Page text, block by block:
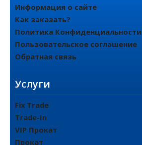
Информация о сайте
Как заказать?
Политика Конфиденциальности
Пользовательское соглашение
Обратная связь
Услуги
Fix Trade
Trade-In
VIP Прокат
Прокат